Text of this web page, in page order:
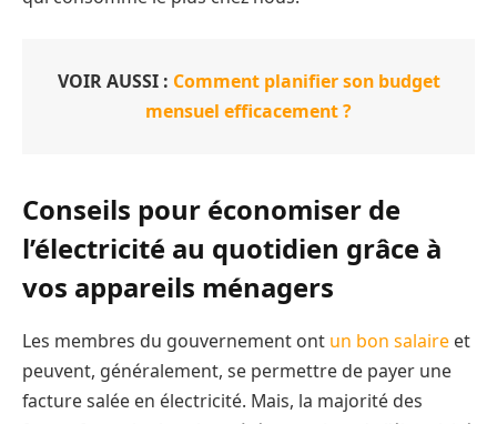
VOIR AUSSI : Comment planifier son budget
mensuel efficacement ?
Conseils pour économiser de
l’électricité au quotidien grâce à
vos appareils ménagers
Les membres du gouvernement ont un bon salaire et
peuvent, généralement, se permettre de payer une
facture salée en électricité. Mais, la majorité des